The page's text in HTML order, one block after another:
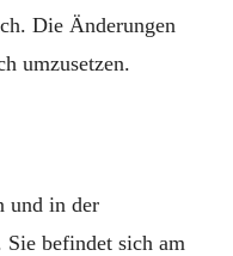
Die Änderungen
umzusetzen.
und in der
befindet sich am